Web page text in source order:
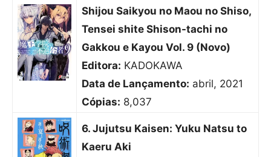
Shijou Saikyou no Maou no Shiso,
Tensei shite Shison-tachi no
Gakkou e Kayou Vol. 9 (Novo)
Editora: KADOKAWA
Data de Lançamento: abril, 2021
Cópias: 8,037
6. Jujutsu Kaisen: Yuku Natsu to
Kaeru Aki